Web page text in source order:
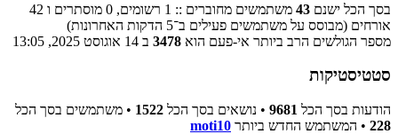
בסך הכל ישנם 43
משתמשים מחוברים :: 1 רשומים, 0 מוסתרים ו 42
אורחים (מבוסס על משתמשים פעילים ב־5 הדקות האחרונות)
מספר הגולשים הרב ביותר אי-פעם הוא 3478 ב 14 אוגוסט 2025, 13:05
סטטיסטיקות
הודעות בסך הכל 9681 • נושאים בסך הכל 1522 • משתמשים בסך הכל
228 • המשתמש החדש ביותר moti10